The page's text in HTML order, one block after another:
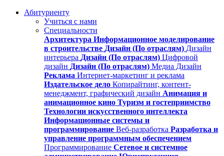
Абитуриенту
Учиться с нами
Специальности
Архитектура Информационное моделирование
в строительстве Дизайн (По отраслям) Дизайн
интерьера Дизайн (По отраслям) Цифровой
дизайн Дизайн (По отраслям) Медиа Дизайн
Реклама Интернет-маркетинг и реклама
Издательское дело Копирайтинг, контент-
менеджмент, графический дизайн Анимация и
анимационное кино Туризм и гостеприимство
Технологии искусственного интеллекта
Информационные системы и
программирование Веб-разработка Разработка и
управление программным обеспечением
Программирование Сетевое и системное